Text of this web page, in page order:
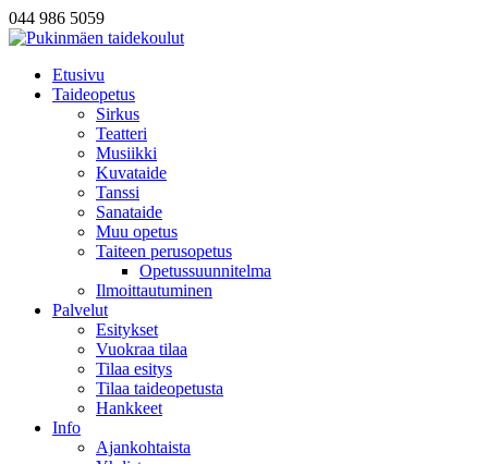
044 986 5059
Etusivu
Taideopetus
Sirkus
Teatteri
Musiikki
Kuvataide
Tanssi
Sanataide
Muu opetus
Taiteen perusopetus
Opetussuunnitelma
Ilmoittautuminen
Palvelut
Esitykset
Vuokraa tilaa
Tilaa esitys
Tilaa taideopetusta
Hankkeet
Info
Ajankohtaista